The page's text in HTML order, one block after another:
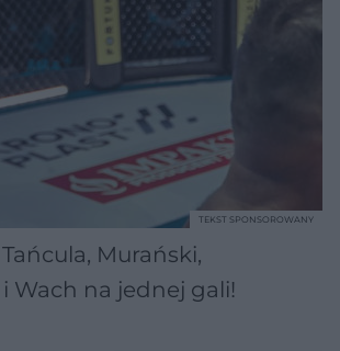
Tańcula, Murański,
Wach na jednej gali!
TEKST SPONSOROWANY